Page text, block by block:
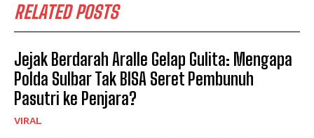
RELATED POSTS
Jejak Berdarah Aralle Gelap Gulita: Mengapa
Polda Sulbar Tak BISA Seret Pembunuh
Pasutri ke Penjara?
VIRAL